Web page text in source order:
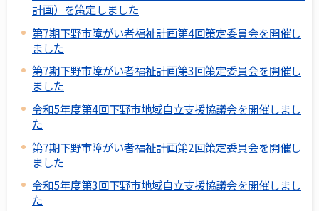
計画）を策定しました
第7期下野市障がい者福祉計画第4回策定委員会を開催し
ました
第7期下野市障がい者福祉計画第3回策定委員会を開催し
ました
令和5年度第4回下野市地域自立支援協議会を開催しまし
た
第7期下野市障がい者福祉計画第2回策定委員会を開催し
ました
令和5年度第3回下野市地域自立支援協議会を開催しまし
た